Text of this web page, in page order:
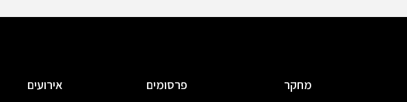
מחקר
פרסומים
אירועים